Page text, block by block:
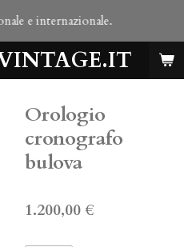
e internazionale.
Orologio
cronografo
bulova
1.200,00 €